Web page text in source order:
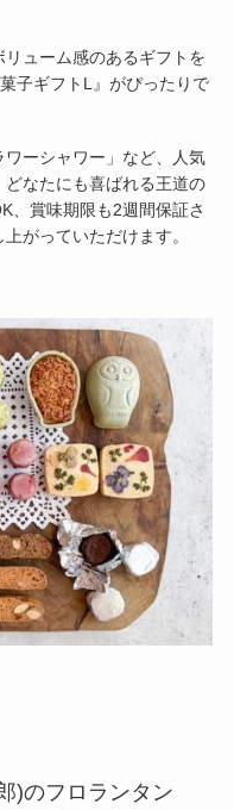
ューム感のあるギフトを
子ギフトL』がぴったりで
ワーシャワー」など、人気
なたにも喜ばれる王道の
、賞味期限も2週間保証さ
がっていただけます。
)のフロランタン